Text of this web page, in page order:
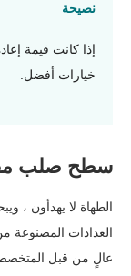
نصيحة
إذا كانت قيمة
خيارات أفضل.
سطح صلب
الطهاة لا يهدأون ،
العدادات المصنوعة
عالٍ من قبل